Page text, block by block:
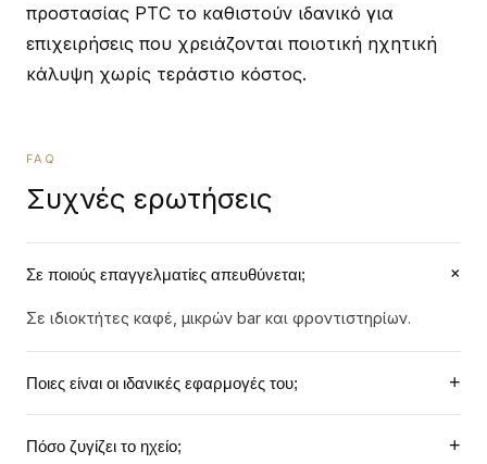
προστασίας PTC το καθιστούν ιδανικό για
επιχειρήσεις που χρειάζονται ποιοτική ηχητική
κάλυψη χωρίς τεράστιο κόστος.
FAQ
Συχνές ερωτήσεις
Σε ποιούς επαγγελματίες απευθύνεται; +
Σε ιδιοκτήτες καφέ, μικρών bar και φροντιστηρίων.
Ποιες είναι οι ιδανικές εφαρμογές του; +
μικρούς χώρους εστίασης.
Πόσο ζυγίζει το ηχείο; +